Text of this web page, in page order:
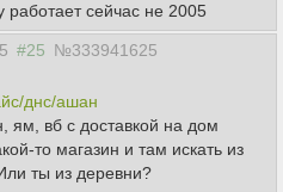
работает сейчас не 2005
#25 №333941625
днс/ашан
ям, вб с доставкой на дом
то магазин и там искать из
ты из деревни?